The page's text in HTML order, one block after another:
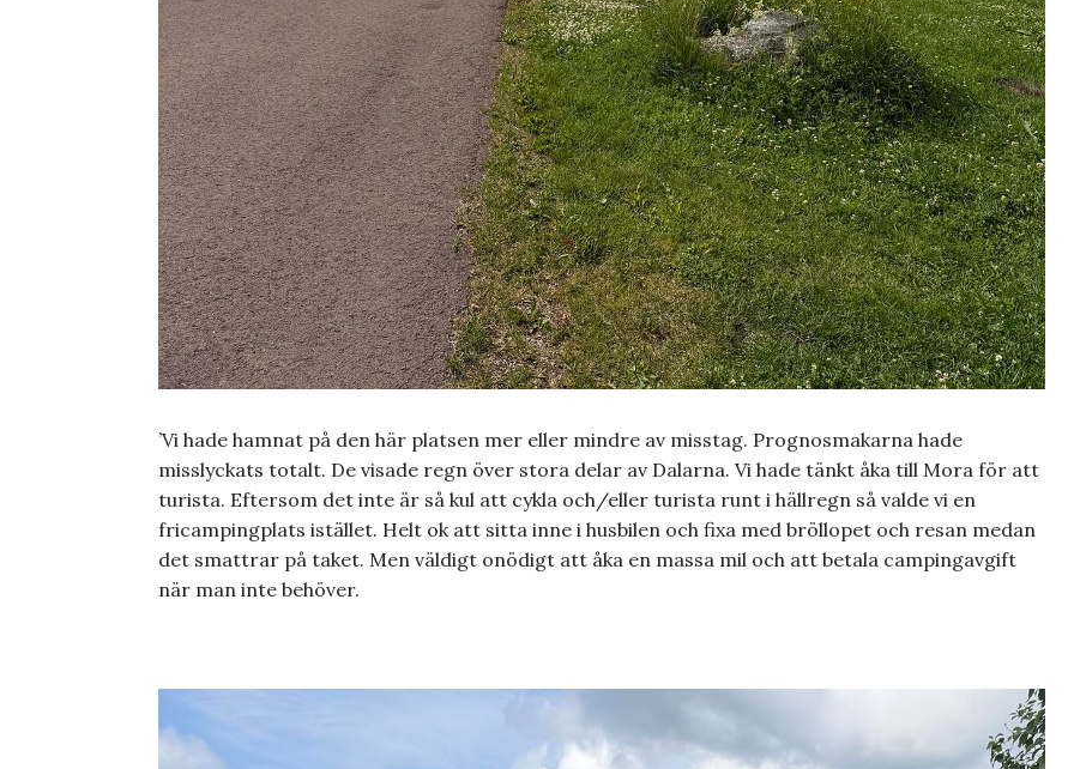
’Vi hade hamnat på den här platsen mer eller mindre av misstag. Prognosmakarna hade
misslyckats totalt. De visade regn över stora delar av Dalarna. Vi hade tänkt åka till Mora för att
turista. Eftersom det inte är så kul att cykla och/eller turista runt i hällregn så valde vi en
fricampingplats istället. Helt ok att sitta inne i husbilen och fixa med bröllopet och resan medan
det smattrar på taket. Men väldigt onödigt att åka en massa mil och att betala campingavgift
när man inte behöver.